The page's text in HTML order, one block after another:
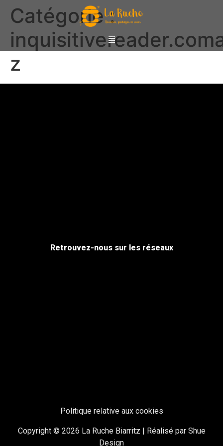
Catégorie :
z
Retrouvez-nous sur les réseaux
Politique relative aux cookies
Copyright © 2026 La Ruche Biarritz | Réalisé par Shue
Design